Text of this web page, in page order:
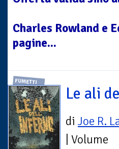
Charles Rowland e
pagine...
FUMETTI
Le ali
di Joe R.
| Volume